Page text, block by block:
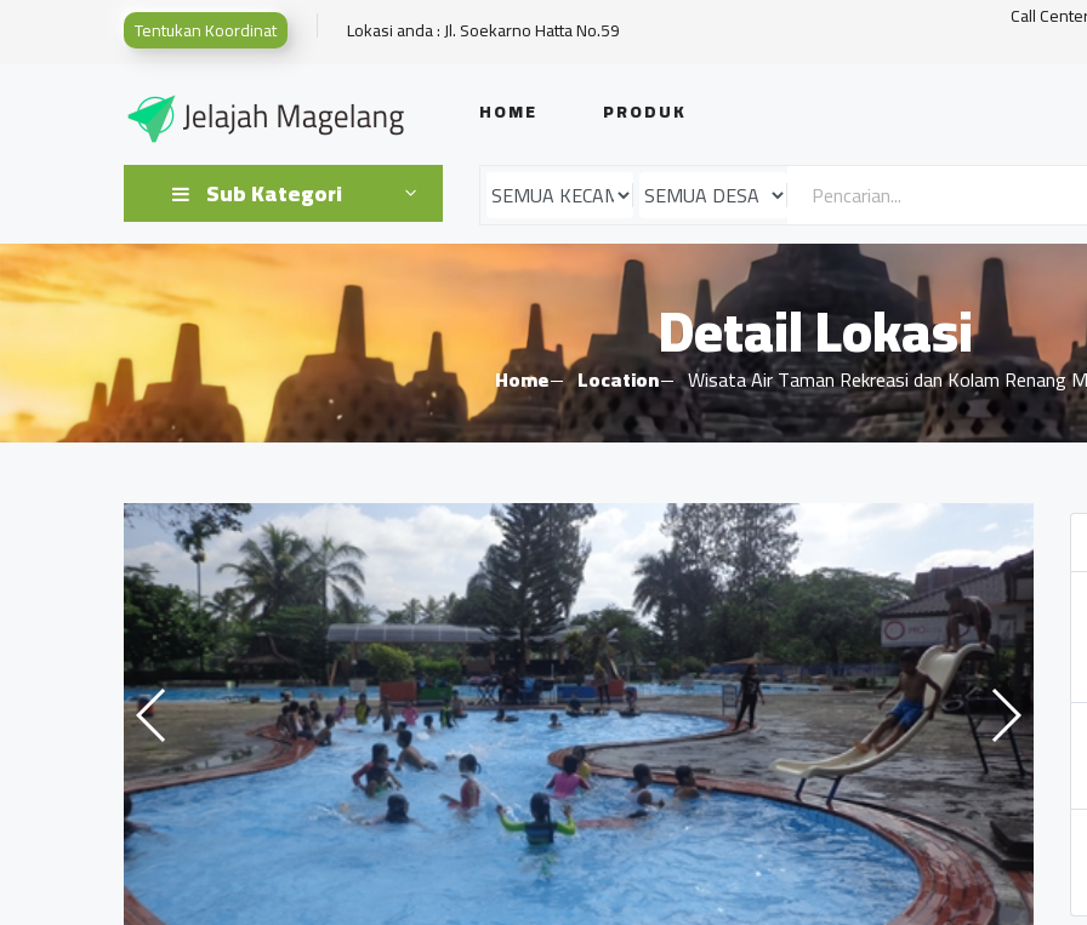
Tentukan Koordinat Lokasi anda : Jl. Soekarno Hatta No.59 Call
HOME PRODUK
Sub Kategori
Detail Lokasi
Home Location Wisata Air Taman Rekreasi dan Kolam Renang